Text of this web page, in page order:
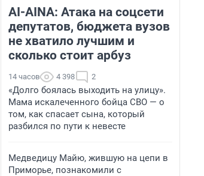
AI-AINA: Атака на соцсети
депутатов, бюджета вузов
не хватило лучшим и
сколько стоит арбуз
14 часов 4 398 2
«Долго боялась выходить на улицу».
Мама искалеченного бойца СВО — о
том, как спасает сына, который
разбился по пути к невесте
Медведицу Майю, жившую на цепи в
Приморье, познакомили с